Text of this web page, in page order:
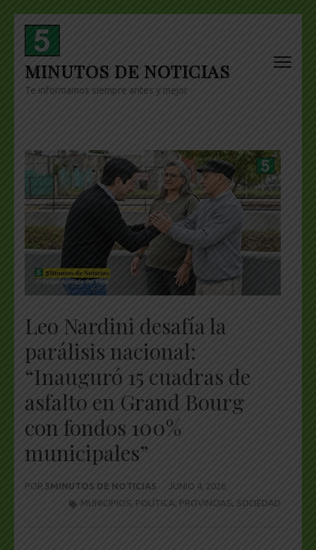
Skip
content
(Press
Enter)
MINUTOS DE NOTICIAS
Te informamos siempre antes y mejor
Leo Nardini desafía la
parálisis nacional:
“Inauguró 15 cuadras de
asfalto en Grand Bourg
con fondos 100%
municipales”
POR 5MINUTOS DE NOTICIAS
JUNIO 4, 2026
MUNICIPIOS , POLÍTICA, PROVINCIAS, SOCIEDAD